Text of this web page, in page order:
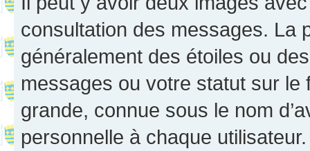
consultation des messages. La
généralement des étoiles ou
messages ou votre statut sur
grande, connue sous le nom
personnelle à chaque utilisateur.